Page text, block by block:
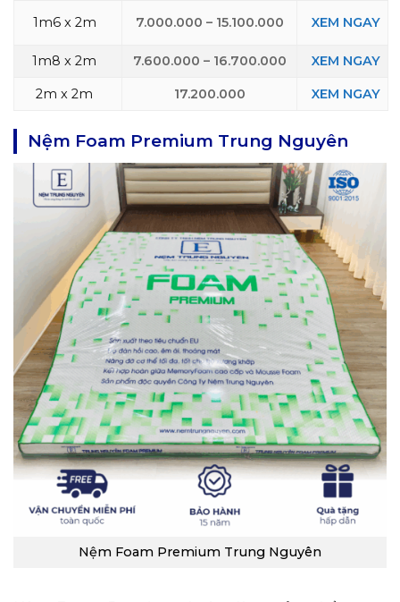
1m6 x 2m 7.000.000 – 15.100.000 XEM NGAY
1m8 x 2m 7.600.000 – 16.700.000 XEM NGAY
2m x 2m 17.200.000 XEM NGAY
Nệm Foam Premium Trung Nguyên
Nệm Foam Premium Trung Nguyên